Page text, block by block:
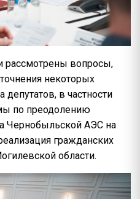
рассмотрены вопросы,
некоторых
в частности
по преодолению
Чернобыльской АЭС на
гражданских
области.